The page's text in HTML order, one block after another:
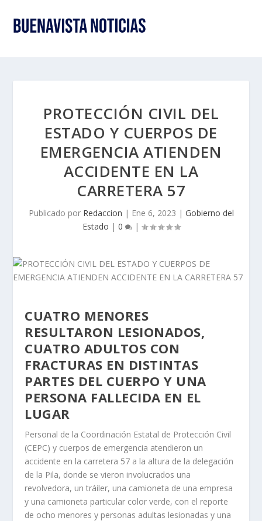
PROTECCIÓN CIVIL DEL
ESTADO Y CUERPOS DE
EMERGENCIA ATIENDEN
ACCIDENTE EN LA
CARRETERA 57
Publicado por Redaccion | Ene 6, 2023 | Gobierno del
Estado | 0 |
CUATRO MENORES
RESULTARON LESIONADOS,
CUATRO ADULTOS CON
FRACTURAS EN DISTINTAS
PARTES DEL CUERPO Y UNA
PERSONA FALLECIDA EN EL
LUGAR
Personal de la Coordinación Estatal de Protección Civil
(CEPC) y cuerpos de emergencia atendieron un
accidente en la carretera 57 a la altura de la delegación
de la Pila, donde se vieron involucrados una
revolvedora, un tráiler, una camioneta de una empresa
y una camioneta particular color verde, con el reporte
de ocho menores y personas adultas lesionadas y una